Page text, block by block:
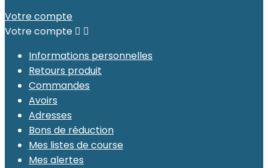
Votre compte
Votre compte  
Informations personnelles
Retours produit
Commandes
Avoirs
Adresses
Bons de réduction
Mes listes de course
Mes alertes